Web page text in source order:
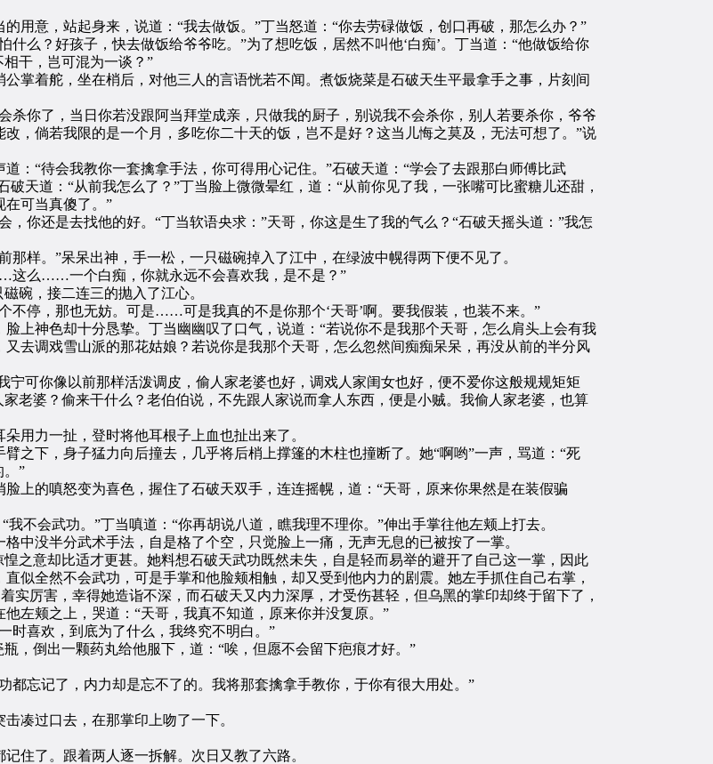
意，站起身来，说道：“我去做饭。”丁当怒道：“你去劳碌做饭，创口再破，那怎么办？”
？好孩子，快去做饭给爷爷吃。”为了想吃饭，居然不叫他‘白痴’。丁当道：“他做饭给你
干，岂可混为一谈？”
着舵，坐在梢后，对他三人的言语恍若不闻。煮饭烧菜是石破天生平最拿手之事，片刻间
你了，当日你若没跟阿当拜堂成亲，只做我的厨子，别说我不会杀你，别人若要杀你，爷爷
，倘若我限的是一个月，多吃你二十天的饭，岂不是好？这当儿悔之莫及，无法可想了。”说
“待会我教你一套擒拿手法，你可得用心记住。”石破天道：“学会了去跟那白师傅比武
天道：“从前我怎么了？”丁当脸上微微晕红，道：“从前你见了我，一张嘴可比蜜糖儿还甜，
在可当真傻了。”
还是去找他的好。“丁当软语央求：”天哥，你这是生了我的气么？“石破天摇头道：”我怎
。”呆呆出神，手一松，一只磁碗掉入了江中，在绿波中幌得两下便不见了。
么……一个白痴，你就永远不会喜欢我，是不是？”
碗，接二连三的抛入了江心。
，那也无妨。可是……可是我真的不是你那个‘天哥’啊。要我假装，也装不来。”
神色却十分恳挚。丁当幽幽叹了口气，说道：“若说你不是我那个天哥，怎么肩头上会有我
去调戏雪山派的那花姑娘？若说你是我那个天哥，怎么忽然间痴痴呆呆，再没从前的半分风
可你像以前那样活泼调皮，偷人家老婆也好，调戏人家闺女也好，便不爱你这般规规矩矩
老婆？偷来干什么？老伯伯说，不先跟人家说而拿人东西，便是小贼。我偷人家老婆，也算
力一扯，登时将他耳根子上血也扯出来了。
下，身子猛力向后撞去，几乎将后梢上撑篷的木柱也撞断了。她“啊哟”一声，骂道：“死
”
的嗔怒变为喜色，握住了石破天双手，连连摇幌，道：“天哥，原来你果然是在装假骗
会武功。”丁当嗔道：“你再胡说八道，瞧我理不理你。”伸出手掌往他左颊上打去。
没半分武术手法，自是格了个空，只觉脸上一痛，无声无息的已被按了一掌。
意却比适才更甚。她料想石破天武功既然未失，自是轻而易举的避开了自己这一掌，因此
似全然不会武功，可是手掌和他脸颊相触，却又受到他内力的剧震。她左手抓住自己右掌，
实厉害，幸得她造诣不深，而石破天又内力深厚，才受伤甚轻，但乌黑的掌印却终于留下了，
左颊之上，哭道：“天哥，我真不知道，原来你并没复原。”
喜欢，到底为了什么，我终究不明白。”
倒出一颗药丸给他服下，道：“唉，但愿不会留下疤痕才好。”
忘记了，内力却是忘不了的。我将那套擒拿手教你，于你有很大用处。”
凑过口去，在那掌印上吻了一下。
了。跟着两人逐一拆解。次日又教了六路。